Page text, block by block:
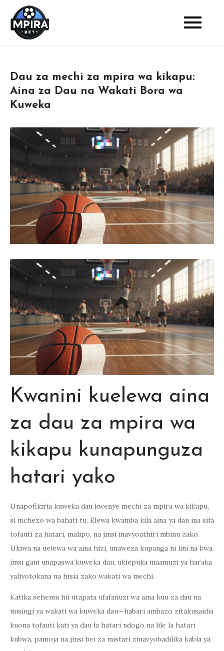
content
Dau za mechi za mpira wa kikapu:
Aina za Dau na Wakati Bora wa
Kuweka
Kwanini kuelewa aina
za dau za mpira wa
kikapu kunapunguza
hatari yako
Unapofikiria kuweka dau kwenye mechi za mpira wa kikapu,
si mchezo wa bahati tu. Elewa kwamba kila aina ya dau ina sifa
tofauti za hatari, malipo, na jinsi inavyoathiri mbinu zako.
Ukiwa na uelewa wa aina hizi, unaweza kupanga ni lini na kwa
jinsi gani unapaswa kuweka dau, ukiepuka maamuzi ya haraka
yaliyotokana na hisia zako wakati wa mechi.
Katika sehemu hii utapata ufafanuzi wa aina kuu za dau na
misingi ya wakati wa kuweka dau—habari ambazo zitakusaidia
kuona tofauti kati ya dau la hatari ndogo na lile la hatari
kubwa, pamoja na jinsi bei za mistari zinavyobadilika kabla ya